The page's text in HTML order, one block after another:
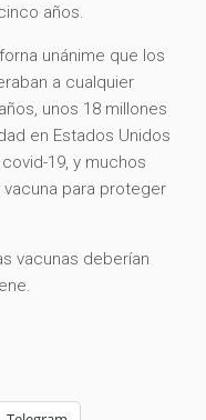
años.
unánime que los
a cualquier
unos 18 millones
en Estados Unidos
19, y muchos
para proteger
vacunas deberían